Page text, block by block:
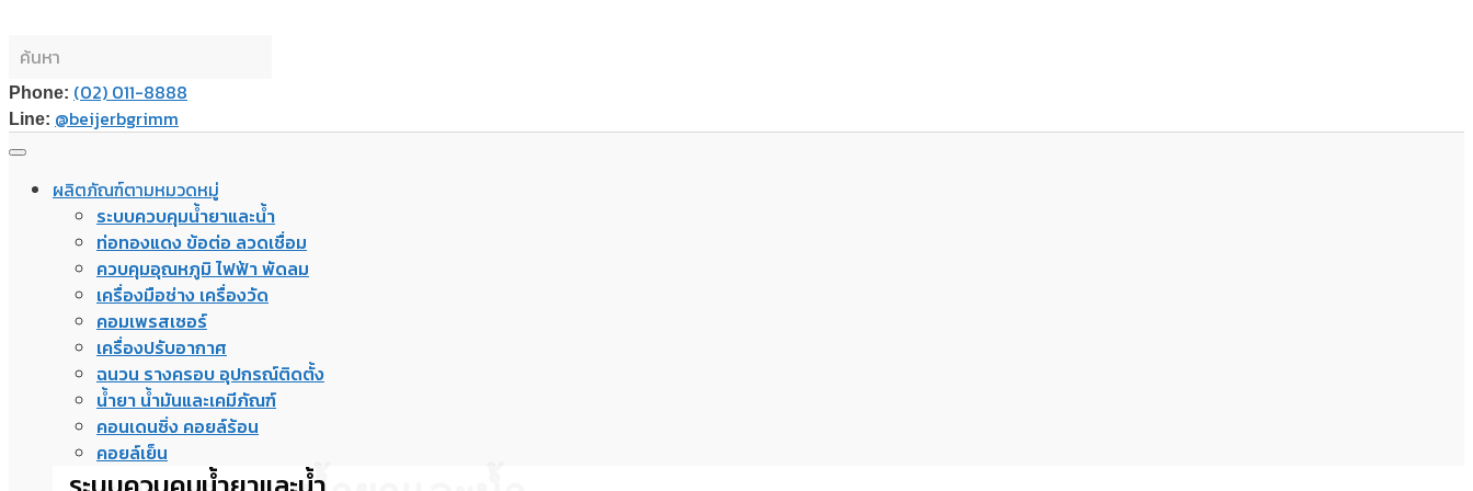
Phone: (02) 011-8888
Line: @beijerbgrimm
ผลิตภัณฑ์ตามหมวดหมู่
ระบบควบคุมน้ำยาและน้ำ
ท่อทองแดง ข้อต่อ ลวดเชื่อม
ควบคุมอุณหภูมิ ไฟฟ้า พัดลม
เครื่องมือช่าง เครื่องวัด
คอมเพรสเซอร์
เครื่องปรับอากาศ
ฉนวน รางครอบ อุปกรณ์ติดตั้ง
น้ำยา น้ำมันและเคมีภัณฑ์
คอนเดนซิ่ง คอยล์ร้อน
คอยล์เย็น